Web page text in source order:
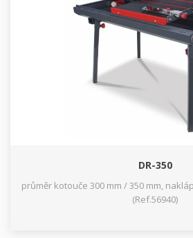
DR-350
průměr kotouče 300 mm / 350 mm,
(Ref.56940)